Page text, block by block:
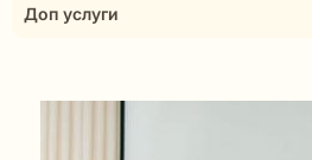
Доп услуги